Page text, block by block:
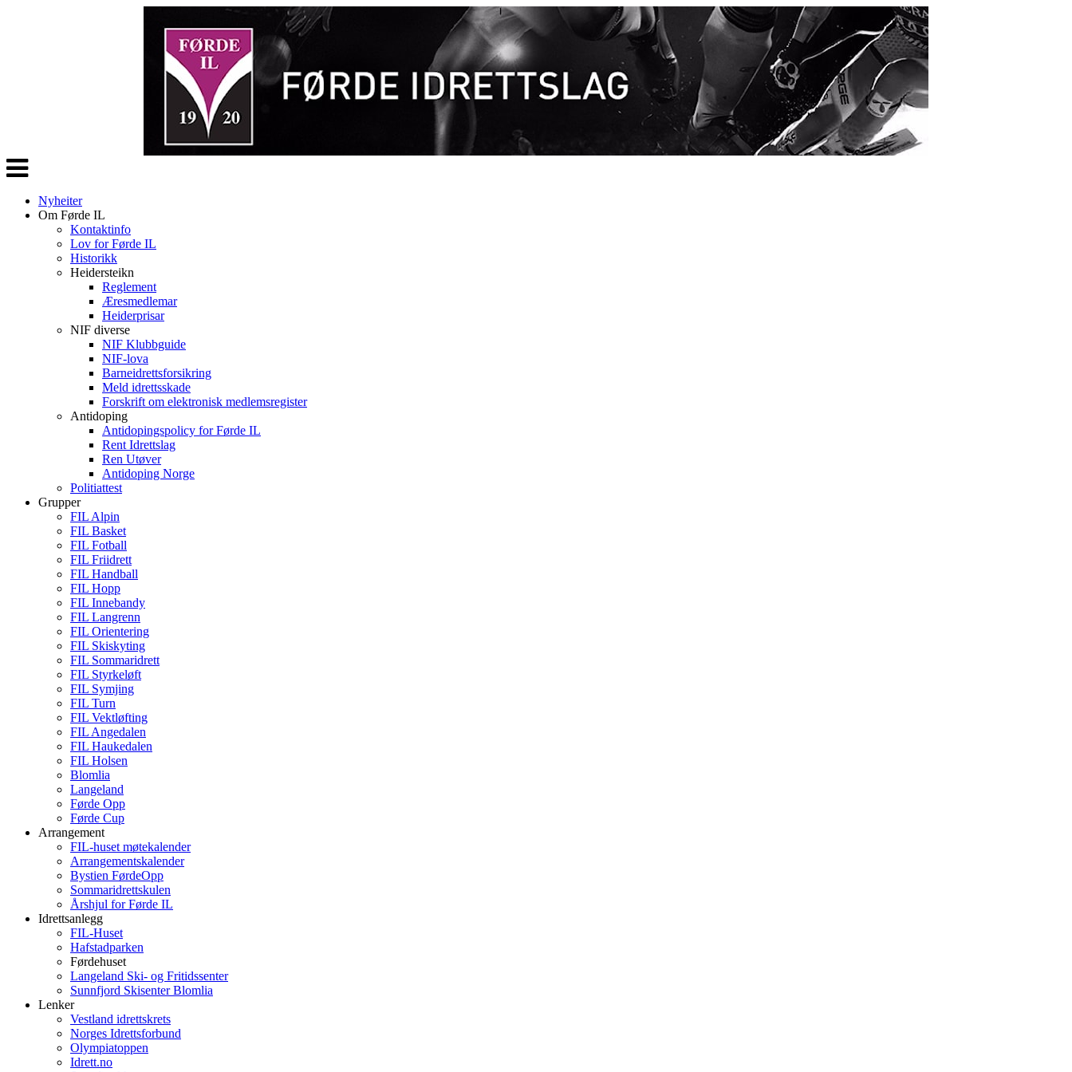
Veksle
navigasjon
Nyheiter
Om Førde IL
Kontaktinfo
Lov for Førde IL
Historikk
Heidersteikn
Reglement
Æresmedlemar
Heiderprisar
NIF diverse
NIF Klubbguide
NIF-lova
Barneidrettsforsikring
Meld idrettsskade
Forskrift om elektronisk medlemsregister
Antidoping
Antidopingspolicy for Førde IL
Rent Idrettslag
Ren Utøver
Antidoping Norge
Politiattest
Grupper
FIL Alpin
FIL Basket
FIL Fotball
FIL Friidrett
FIL Handball
FIL Hopp
FIL Innebandy
FIL Langrenn
FIL Orientering
FIL Skiskyting
FIL Sommaridrett
FIL Styrkeløft
FIL Symjing
FIL Turn
FIL Vektløfting
FIL Angedalen
FIL Haukedalen
FIL Holsen
Blomlia
Langeland
Førde Opp
Førde Cup
Arrangement
FIL-huset møtekalender
Arrangementskalender
Bystien FørdeOpp
Sommaridrettskulen
Årshjul for Førde IL
Idrettsanlegg
FIL-Huset
Hafstadparken
Førdehuset
Langeland Ski- og Fritidssenter
Sunnfjord Skisenter Blomlia
Lenker
Vestland idrettskrets
Norges Idrettsforbund
Olympiatoppen
Idrett.no